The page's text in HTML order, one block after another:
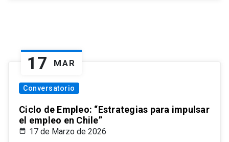
17 MAR
Conversatorio
Ciclo de Empleo: “Estrategias para impulsar
el empleo en Chile”
17 de Marzo de 2026